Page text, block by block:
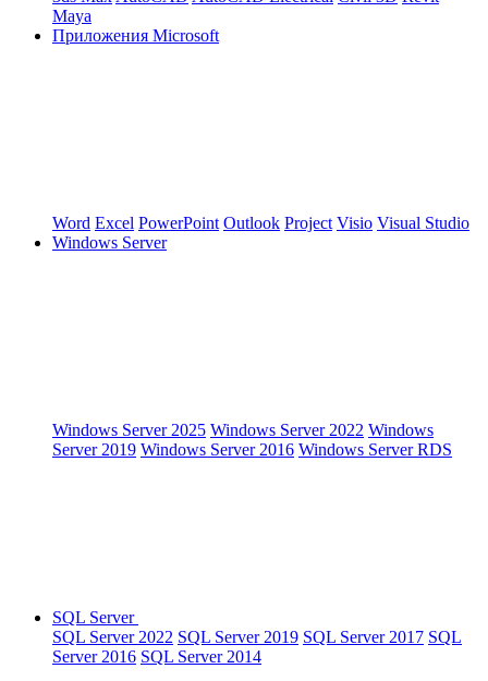
Maya
Приложения Microsoft
Word Excel PowerPoint Outlook Project Visio Visual Studio
Windows Server
Windows Server 2025 Windows Server 2022 Windows
Server 2019 Windows Server 2016 Windows Server RDS
SQL Server
SQL Server 2022 SQL Server 2019 SQL Server 2017 SQL
Server 2016 SQL Server 2014